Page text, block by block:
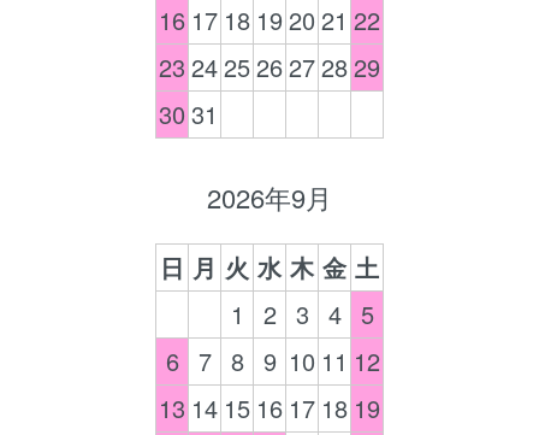
16 17 18 19 20 21 22
23 24 25 26 27 28 29
30 31
2026年9月
日 月 火 水 木 金 土
1
2 3 4 5
6
7 8 9 10 11 12
13 14 15 16 17 18 19